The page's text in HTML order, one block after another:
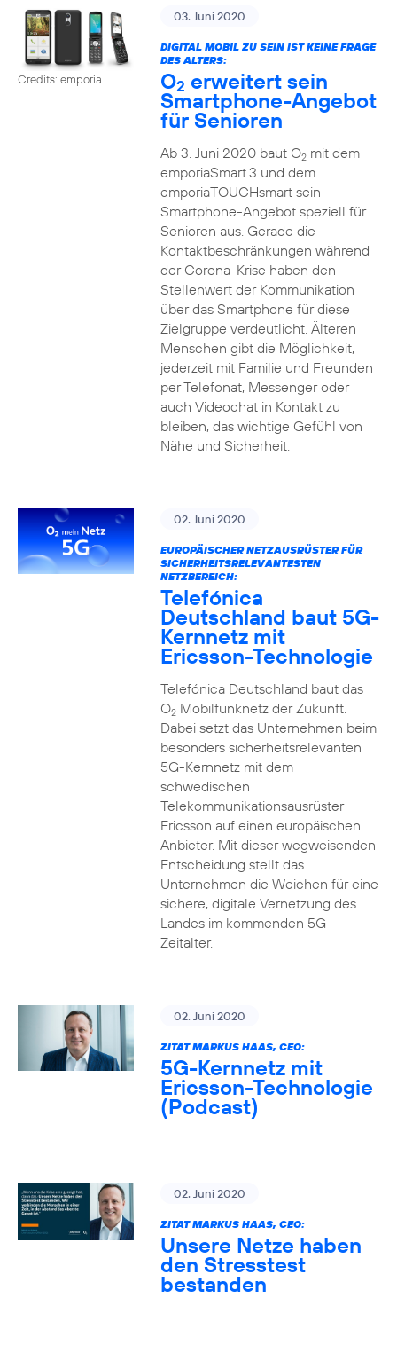
Credits: emporia
03. Juni 2020
DIGITAL MOBIL ZU SEIN IST KEINE FRAGE
DES ALTERS:
O2 erweitert sein
Smartphone-Angebot
für Senioren
Ab 3. Juni 2020 baut O2mit dem
emporiaSmart.3 und dem
emporiaTOUCHsmart sein
Smartphone-Angebot speziell für
Senioren aus. Gerade die
Kontaktbeschränkungen während
der Corona-Krise haben den
Stellenwert der Kommunikation
über das Smartphone für diese
Zielgruppe verdeutlicht. Älteren
Menschen gibt die Möglichkeit,
jederzeit mit Familie und Freunden
per Telefonat, Messenger oder
auch Videochat in Kontakt zu
bleiben, das wichtige Gefühl von
Nähe und Sicherheit.
02. Juni 2020
EUROPÄISCHER NETZAUSRÜSTER FÜR
SICHERHEITSRELEVANTESTEN
NETZBEREICH:
Telefónica
Deutschland baut 5G-
Kernnetz mit
Ericsson-Technologie
Telefónica Deutschland baut das
O2Mobilfunknetz der Zukunft.
Dabei setzt das Unternehmen beim
besonders sicherheitsrelevanten
5G-Kernnetz mit dem
schwedischen
Telekommunikationsausrüster
Ericsson auf einen europäischen
Anbieter. Mit dieser wegweisenden
Entscheidung stellt das
Unternehmen die Weichen für eine
sichere, digitale Vernetzung des
Landes im kommenden 5G-
Zeitalter.
02. Juni 2020
ZITAT MARKUS HAAS, CEO:
5G-Kernnetz mit
Ericsson-Technologie
(Podcast)
02. Juni 2020
ZITAT MARKUS HAAS, CEO:
Unsere Netze haben
den Stresstest
bestanden